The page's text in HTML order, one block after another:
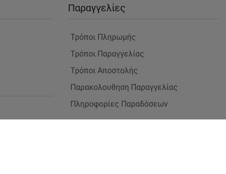
Παραγγελίες
Τρόποι Πληρωμής
Τρόποι Παραγγελίας
Τρόποι Αποστολής
Παρακολουθηση Παραγγελίας
Πληροφορίες Παραδόσεων